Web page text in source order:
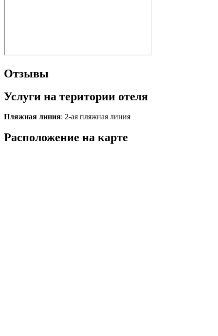
Отзывы
Услуги на територии отеля
Пляжная линия: 2-ая пляжная линия
Расположение на карте